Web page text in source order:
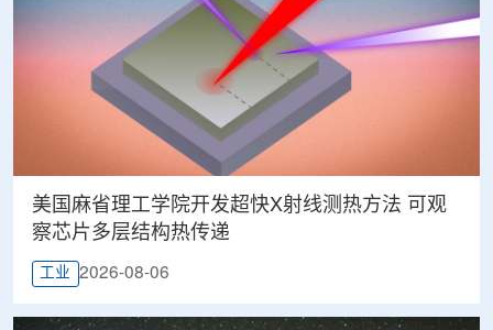
美国麻省理工学院开发超快X射线测热方法 可观
察芯片多层结构热传递
工业 2026-08-06